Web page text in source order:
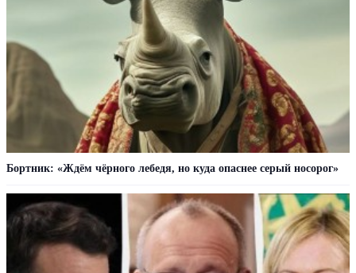
Бортник: «Ждём чёрного лебедя, но куда опаснее серый носорог»